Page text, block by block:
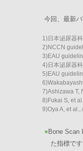
今回、最新
1)日本泌尿器
2)NCCN
3)EAU
4)日本泌尿器
5)EAU
7)Ashizawa T,
8)Fukai S, et
9)Oya A, et
● Bone Scan
た指標です